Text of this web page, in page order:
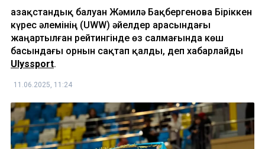
Қазақстандық балуан Жәмилә Бақбергенова Біріккен
күрес әлемінің (UWW) әйелдер арасындағы
жаңартылған рейтингінде өз салмағында көш
басындағы орнын сақтап қалды, деп хабарлайды
Ulyssport.
11.06.2025, 11:24